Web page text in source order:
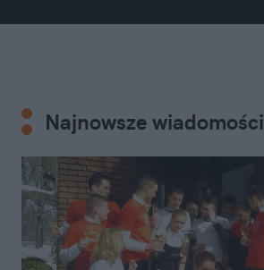
Najnowsze wiadomości